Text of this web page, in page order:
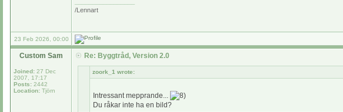
/Lennart
23 Feb 2026, 00:00
Custom Sam
Joined: 27 Dec
2007, 17:17
Posts: 2442
Location: Tjörn
Re: Byggtråd, Version 2.0
zoork_1 wrote:
Intressant mepprande...
Du råkar inte ha en bild?